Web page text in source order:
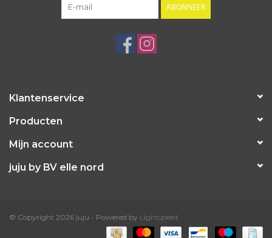
ABONNEER
Klantenservice
Producten
Mijn account
juju by BV elle nord
© Copyright 2026 juju - Powered by Lightspeed